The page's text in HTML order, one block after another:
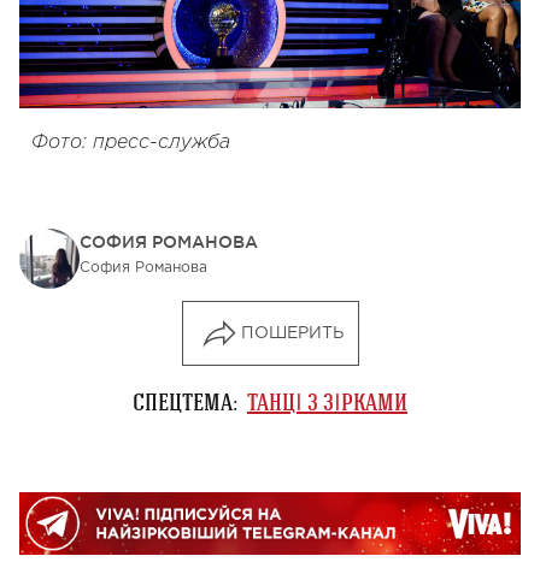
Фото: пресс-служба
СОФИЯ РОМАНОВА
София Романова
ПОШЕРИТЬ
СПЕЦТЕМА: ТАНЦІ З ЗІРКАМИ